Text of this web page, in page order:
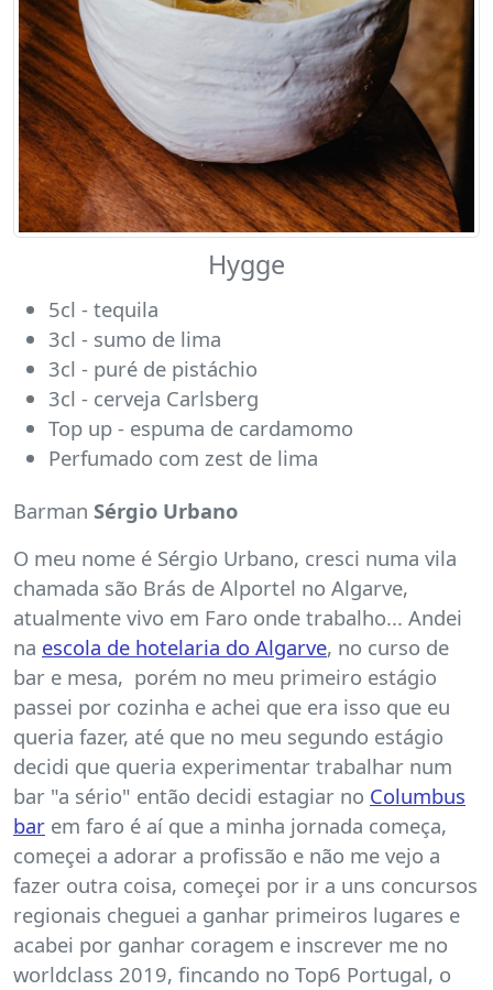
Hygge
5cl - tequila
3cl - sumo de lima
3cl - puré de pistáchio
3cl - cerveja Carlsberg
Top up - espuma de cardamomo
Perfumado com zest de lima
Barman Sérgio Urbano
O meu nome é Sérgio Urbano, cresci numa vila
chamada são Brás de Alportel no Algarve,
atualmente vivo em Faro onde trabalho... Andei
na escola de hotelaria do Algarve, no curso de
bar e mesa, porém no meu primeiro estágio
passei por cozinha e achei que era isso que eu
queria fazer, até que no meu segundo estágio
decidi que queria experimentar trabalhar num
bar "a sério" então decidi estagiar no Columbus
bar em faro é aí que a minha jornada começa,
começei a adorar a profissão e não me vejo a
fazer outra coisa, começei por ir a uns concursos
regionais cheguei a ganhar primeiros lugares e
acabei por ganhar coragem e inscrever me no
worldclass 2019, fincando no Top6 Portugal, o